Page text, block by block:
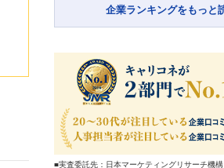
企業ランキングをもっと
■実査委託先：日本マーケティングリサーチ機